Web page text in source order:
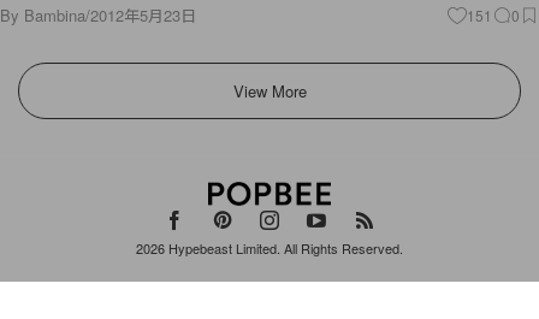
By Bambina/2012年5月23日 151 0
View More
2026 Hypebeast Limited . All Rights Reserved.